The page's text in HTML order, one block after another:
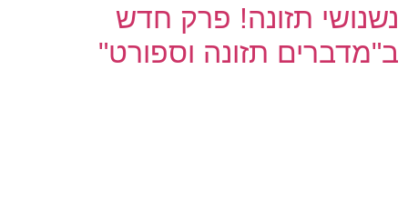
נשנושי תזונה! פרק חדש
ב"מדברים תזונה וספורט"